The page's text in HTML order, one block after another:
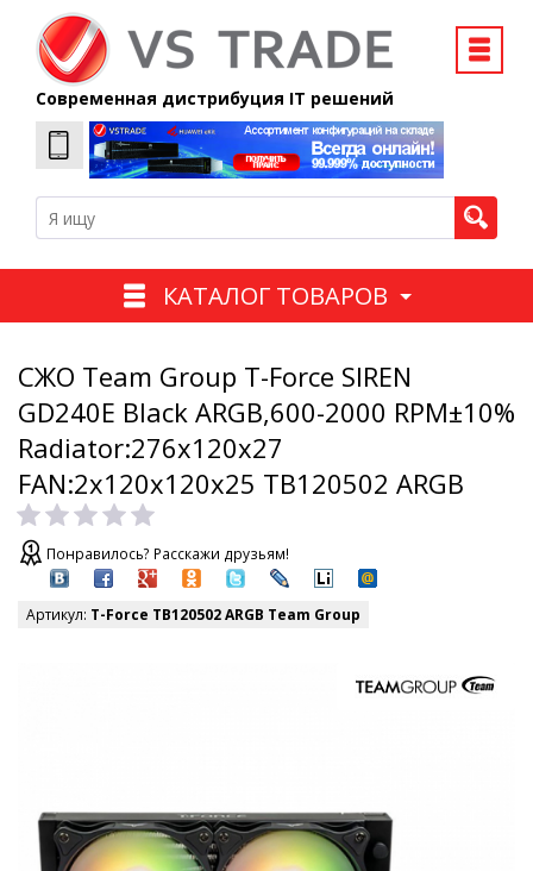
Современная дистрибуция IT решений
КАТАЛОГ ТОВАРОВ
СЖО Team Group T-Force SIREN
GD240E Black ARGB,600-2000 RPM±10%
Radiator:276x120x27
FAN:2x120x120x25 TB120502 ARGB
Понравилось? Расскажи друзьям!
Артикул: T-Force TB120502 ARGB Team Group